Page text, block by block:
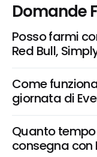
Domande
Posso farmi
Red Bull,
Come
giornata di
Quanto
consegna con